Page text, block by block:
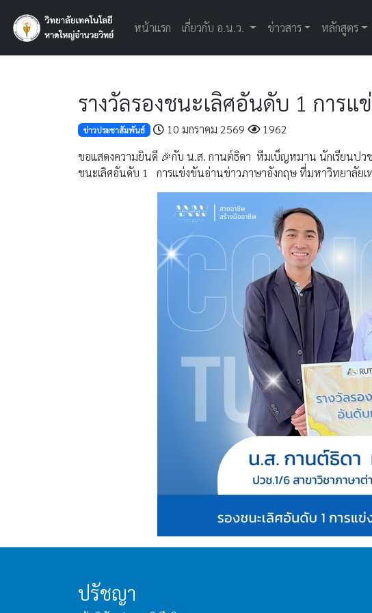
หน้าแรก เกี่ยวกับ อ.น.ว. ข่าวสาร หลักสูตร
รางวัลรองชนะเลิศอันดับ 1 การ
ข่าวประชาสัมพันธ์ 10 มกราคม 2569
1962
ขอแสดงความยินดี 🎉กับ น.ส. กานต์ธิดา หีมเบ็ญหมาน นักเรียนปวช
ชนะเลิศอันดับ 1 การแข่งขันอ่านข่าวภาษาอังกฤษ ที่มหาวิทยาลัยเ
ปรัชญา